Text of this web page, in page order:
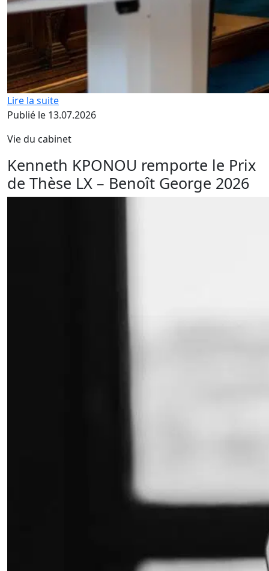
Lire la suite
Publié le 13.07.2026
Vie du cabinet
Kenneth KPONOU remporte le Prix
de Thèse LX – Benoît George 2026